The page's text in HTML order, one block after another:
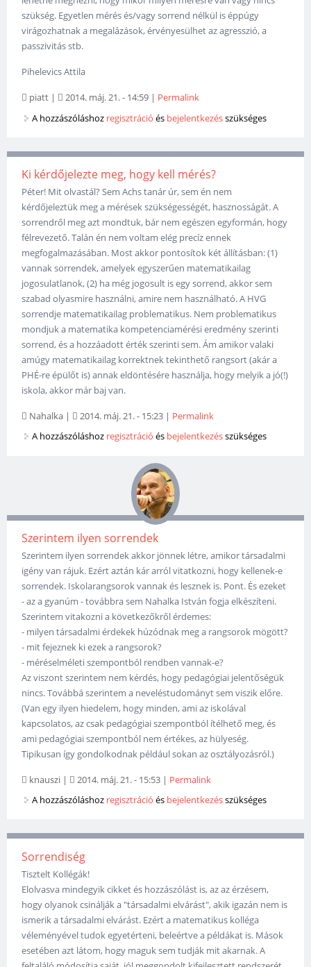
szükség. Egyetlen mérés és/vagy sorrend nélkül is éppúgy
virágozhatnak a megalázások, érvényesülhet az agresszió, a
passzivitás stb.
Pihelevics Attila
piatt | 2014. máj. 21. - 14:59 | Permalink
A hozzászóláshoz regisztráció és bejelentkezésszükséges
Ki kérdőjelezte meg, hogy kell mérés?
Péter! Mit olvastál? Sem Achs tanár úr, sem én nem
kérdőjeleztük meg a mérések szükségességét, hasznosságát. A
sorrendről meg azt mondtuk, bár nem egészen egyformán, hogy
félrevezető. Talán én nem voltam elég precíz ennek
megfogalmazásában. Most akkor pontosítok két állításban: (1)
vannak sorrendek, amelyek egyszerűen matematikailag
jogosulatlanok, (2) ha még jogosult is egy sorrend, akkor sem
szabad olyasmire használni, amire nem használható. A HVG
sorrendje matematikailag problematikus. Nem problematikus
mondjuk a matematika kompetenciamérési eredmény szerinti
sorrend, és a hozzáadott érték szerinti sem. Ám amikor valaki
amúgy matematikailag korrektnek tekinthető rangsort (akár a
PHÉ-re épülőt is) annak eldöntésére használja, hogy melyik a jó(!)
iskola, akkor már baj van.
Nahalka | 2014. máj. 21. - 15:23 | Permalink
A hozzászóláshoz regisztráció és bejelentkezésszükséges
Szerintem ilyen sorrendek
Szerintem ilyen sorrendek akkor jönnek létre, amikor társadalmi
igény van rájuk. Ezért aztán kár arról vitatkozni, hogy kellenek-e
sorrendek. Iskolarangsorok vannak és lesznek is. Pont. És ezeket
- az a gyanúm - továbbra sem Nahalka István fogja elkészíteni.
Szerintem vitakozni a következőkről érdemes:
- milyen társadalmi érdekek húzódnak meg a rangsorok mögött?
- mit fejeznek ki ezek a rangsorok?
- méréselméleti szempontból rendben vannak-e?
Az viszont szerintem nem kérdés, hogy pedagógiai jelentőségük
nincs. Továbbá szerintem a neveléstudományt sem viszik előre.
(Van egy ilyen hiedelem, hogy minden, ami az iskolával
kapcsolatos, az csak pedagógiai szempontból ítélhető meg, és
ami pedagógiai szempontból nem értékes, az hülyeség.
Tipikusan így gondolkodnak például sokan az osztályozásról.)
knauszi | 2014. máj. 21. - 15:53 | Permalink
A hozzászóláshoz regisztráció és bejelentkezésszükséges
Sorrendiség
Tisztelt Kollégák!
Elolvasva mindegyik cikket és hozzászólást is, az az érzésem,
hogy olyanok csinálják a "társadalmi elvárást", akik igazán nem is
ismerik a társadalmi elvárást. Ezért a matematikus kolléga
véleményével tudok egyetérteni, beleértve a példákat is. Mások
esetében azt látom, hogy maguk sem tudják mit akarnak. A